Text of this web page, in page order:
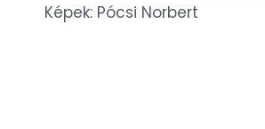
Képek: Pócsi Norbert